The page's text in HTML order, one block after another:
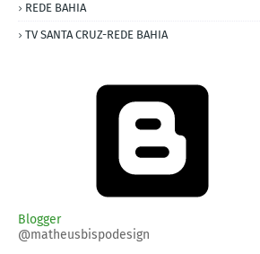
REDE BAHIA
TV SANTA CRUZ-REDE BAHIA
Blogger
@matheusbispodesign